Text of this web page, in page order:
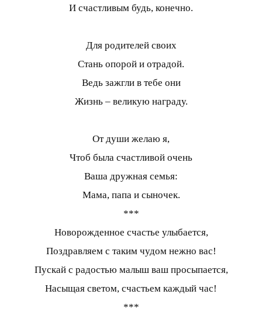
И счастливым будь, конечно.
Для родителей своих
Стань опорой и отрадой.
Ведь зажгли в тебе они
Жизнь – великую награду.
От души желаю я,
Чтоб была счастливой очень
Ваша дружная семья:
Мама, папа и сыночек.
***
Новорожденное счастье улыбается,
Поздравляем с таким чудом нежно вас!
Пускай с радостью малыш ваш просыпается,
Насыщая светом, счастьем каждый час!
***